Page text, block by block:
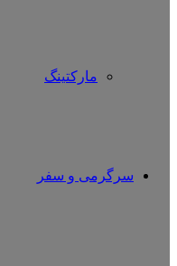
مارکتینگ
سرگرمی و سفر